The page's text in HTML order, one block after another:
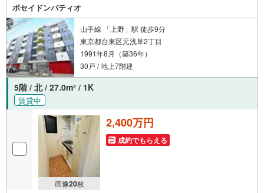
ポセイドンパティオ
山手線 「上野」駅 徒歩9分
東京都台東区元浅草2丁目
1991年8月（築36年）
30戸 / 地上7階建
5階 / 北 / 27.0m2 / 1K
賃貸中
画像20枚
2,400万円
成約でもらえる